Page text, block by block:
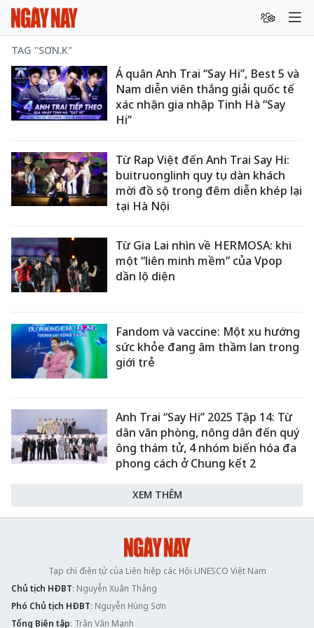
TAG "SƠN.K"
Á quân Anh Trai “Say Hi”, Best 5 và
Nam diễn viên thắng giải quốc tế
xác nhận gia nhập Tinh Hà “Say
Hi”
Từ Rap Việt đến Anh Trai Say Hi:
buitruonglinh quy tụ dàn khách
mời đồ sộ trong đêm diễn khép lại
tại Hà Nội
Từ Gia Lai nhìn về HERMOSA: khi
một “liên minh mềm” của Vpop
dần lộ diện
Fandom và vaccine: Một xu hướng
sức khỏe đang âm thầm lan trong
giới trẻ
Anh Trai “Say Hi” 2025 Tập 14: Từ
dân văn phòng, nông dân đến quý
ông thám tử, 4 nhóm biến hóa đa
phong cách ở Chung kết 2
XEM THÊM
Tạp chí điện tử của Liên hiệp các Hội UNESCO Việt Nam
Chủ tịch HĐBT: Nguyễn Xuân Thắng
Phó Chủ tịch HĐBT: Nguyễn Hùng Sơn
Tổng Biên tập: Trần Văn Mạnh